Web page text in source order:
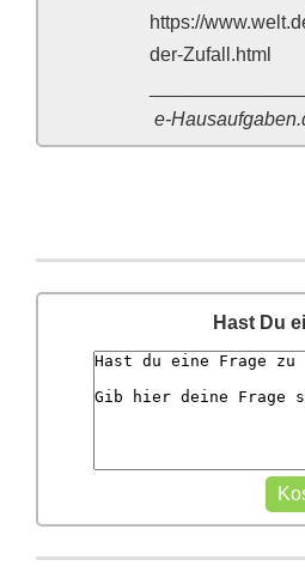
https://
der-Zufall.html
e-
Hast Du